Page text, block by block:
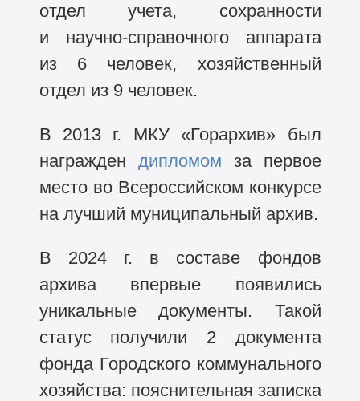
отдел учета, сохранности
и научно-справочного аппарата
из 6 человек, хозяйственный
отдел из 9 человек.
В 2013 г. МКУ «Горархив» был
награжден дипломом за первое
место во Всероссийском конкурсе
на лучший муниципальный архив.
В 2024 г. в составе фондов
архива впервые появились
уникальные документы. Такой
статус получили 2 документа
фонда Городского коммунального
хозяйства: пояснительная записка